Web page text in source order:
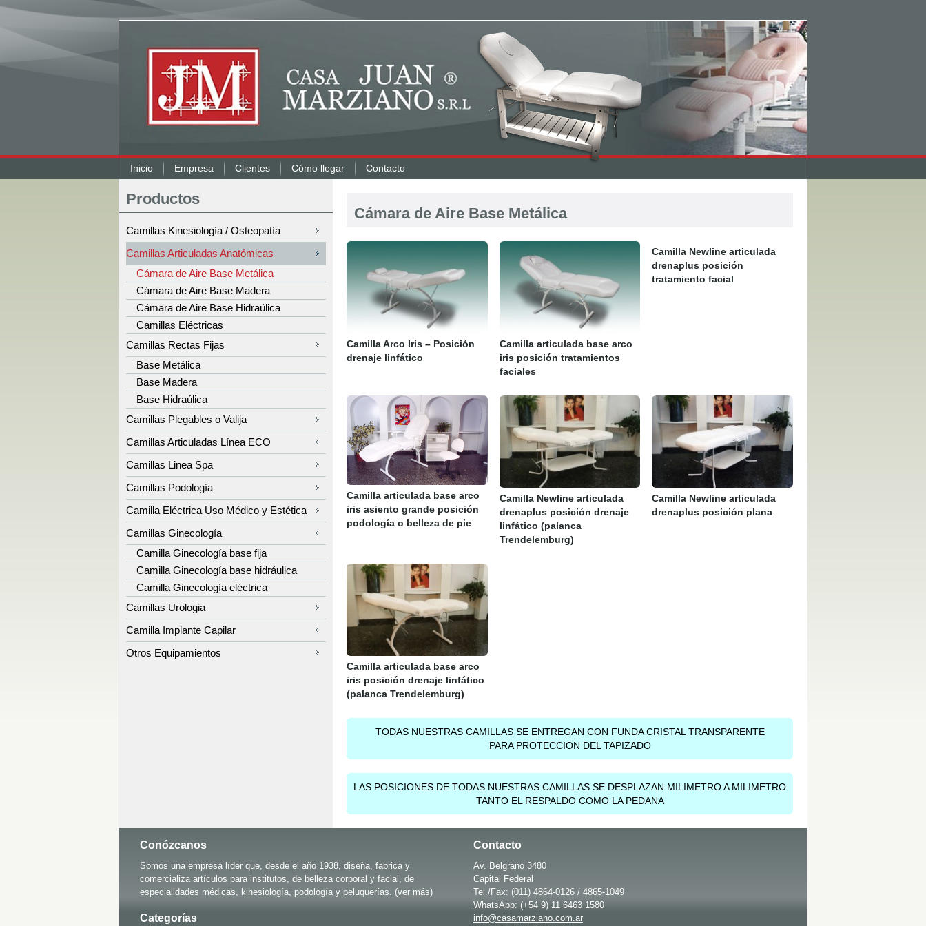
Inicio Empresa Clientes Cómo llegar Contacto
Productos
Camillas Kinesiología / Osteopatía
Camillas Articuladas Anatómicas
Cámara de Aire Base Metálica
Cámara de Aire Base Madera
Cámara de Aire Base Hidraúlica
Camillas Eléctricas
Camillas Rectas Fijas
Base Metálica
Base Madera
Base Hidraúlica
Camillas Plegables o Valija
Camillas Articuladas Línea ECO
Camillas Linea Spa
Camillas Podología
Camilla Eléctrica Uso Médico y Estética
Camillas Ginecología
Camilla Ginecología base fija
Camilla Ginecología base hidráulica
Camilla Ginecología eléctrica
Camillas Urologia
Camilla Implante Capilar
Otros Equipamientos
Cámara de Aire Base Metálica
Camilla Arco Iris – Posición
drenaje linfático
Camilla articulada base arco
iris posición tratamientos
faciales
Camilla Newline articulada
drenaplus posición
tratamiento facial
Camilla articulada base arco
iris asiento grande posición
podología o belleza de pie
Camilla Newline articulada
drenaplus posición drenaje
linfático (palanca
Trendelemburg)
Camilla Newline articulada
drenaplus posición plana
Camilla articulada base arco
iris posición drenaje linfático
(palanca Trendelemburg)
TODAS NUESTRAS CAMILLAS SE ENTREGAN CON FUNDA CRISTAL TRANSPARENTE
PARA PROTECCION DEL TAPIZADO
LAS POSICIONES DE TODAS NUESTRAS CAMILLAS SE DESPLAZAN MILIMETRO A MILIMETRO
TANTO EL RESPALDO COMO LA PEDANA
Conózcanos
Somos una empresa líder que, desde el año 1938, diseña, fabrica y
comercializa artículos para institutos, de belleza corporal y facial, de
especialidades médicas, kinesiología, podología y peluquerías. (ver más)
Categorías
Contacto
Av. Belgrano 3480
Capital Federal
Tel./Fax: (011) 4864-0126 / 4865-1049
WhatsApp: (+54 9) 11 6463 1580
info@casamarziano.com.ar